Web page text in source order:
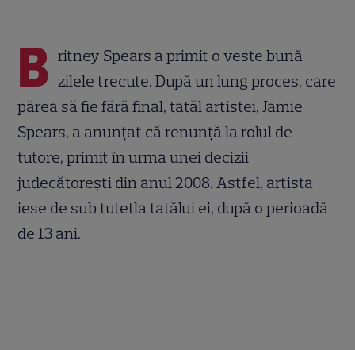
B ritney Spears a primit o veste bună
zilele trecute. După un lung proces, care
părea să fie fără final, tatăl artistei, Jamie
Spears, a anunțat că renunță la rolul de
tutore, primit în urma unei decizii
judecătorești din anul 2008. Astfel, artista
iese de sub tutetla tatălui ei, după o perioadă
de 13 ani.